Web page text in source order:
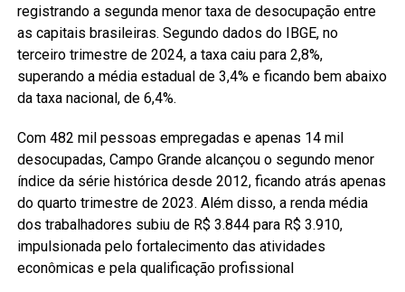
registrando a segunda menor taxa de desocupação entre
as capitais brasileiras. Segundo dados do IBGE, no
terceiro trimestre de 2024, a taxa caiu para 2,8%,
superando a média estadual de 3,4% e ficando bem abaixo
da taxa nacional, de 6,4%.
Com 482 mil pessoas empregadas e apenas 14 mil
desocupadas, Campo Grande alcançou o segundo menor
índice da série histórica desde 2012, ficando atrás apenas
do quarto trimestre de 2023. Além disso, a renda média
dos trabalhadores subiu de R$ 3.844 para R$ 3.910,
impulsionada pelo fortalecimento das atividades
econômicas e pela qualificação profissional